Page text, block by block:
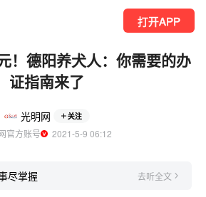
打开APP
！德阳养犬人：你需要的办
证指南来了
光明网 关注
官方账号
  2021-5-9 06:12
尽掌握 去听全文